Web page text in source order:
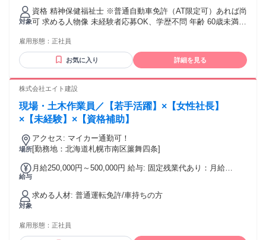
を含む
対象
資格 精神保健福祉士 ※普通自動車免許（AT限定可）あれば尚
可 求める人物像 未経験者応募OK、学歴不問 年齢 60歳未満の
ことを条件に募集・採用するための年齢制限 定年制 一律60歳
（70歳まで再雇用制度有）
雇用形態： 正社員
お気に入り 詳細を見る
株式会社エイト建設
現場・土木作業員／【若手活躍】×【女性社長】
×【未経験】×【資格補助】
場所
アクセス: マイカー通勤可！
[勤務地：北海道札幌市南区簾舞四条]
給与
月給250,000円～500,000円 給与: 固定残業代あり：月給
￥55,000（40時間相当分）を含む。40時間を超える残業代は
追加で支給する。
対象
求める人材: 普通運転免許/車持ちの方
雇用形態： 正社員